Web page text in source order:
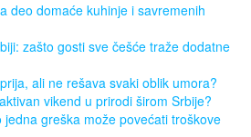
deo domaće kuhinje i savremenih
zašto gosti sve češće traže dodatne
ali ne rešava svaki oblik umora?
vikend u prirodi širom Srbije?
jedna greška može povećati troškove